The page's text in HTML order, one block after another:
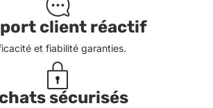
client réactif
et fiabilité garanties.
sécurisés